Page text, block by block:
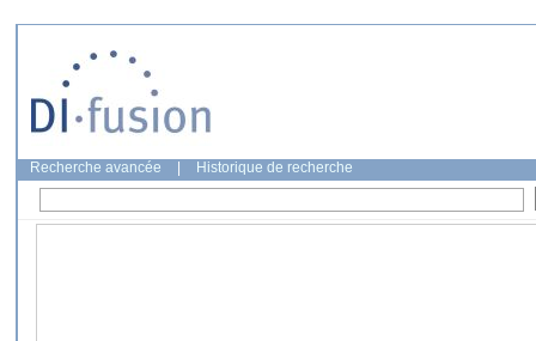
Recherche avancée Historique de recherche